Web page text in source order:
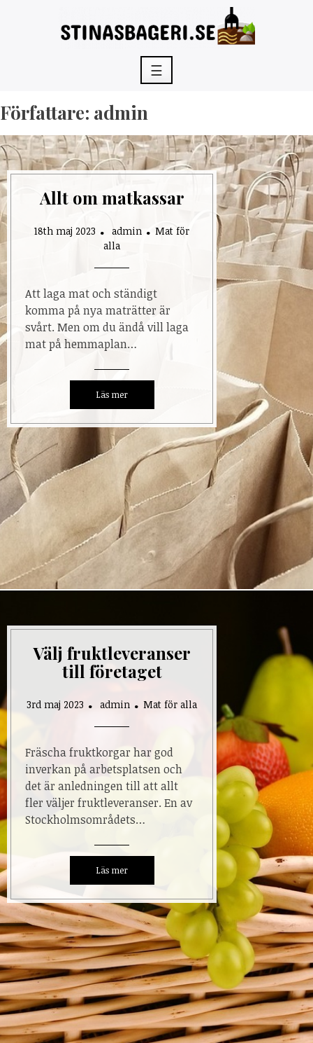
☰
Författare: admin
Allt om matkassar
18th maj 2023 admin
Mat för
alla
Att laga mat och ständigt
komma på nya maträtter är
svårt. Men om du ändå vill laga
mat på hemmaplan…
Välj fruktleveranser
till företaget
3rd maj 2023 admin Mat för alla
Fräscha fruktkorgar har god
inverkan på arbetsplatsen och
det är anledningen till att allt
fler väljer fruktleveranser. En av
Stockholmsområdets…